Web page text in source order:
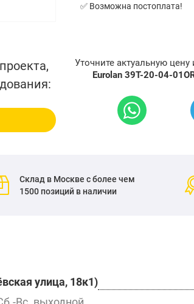
✅ Возможна постоплата!
Уточните актуальную
Eurolan 39T-20-04-
Склад в Москве с более чем
1500 позиций в наличии
улица, 18к1)